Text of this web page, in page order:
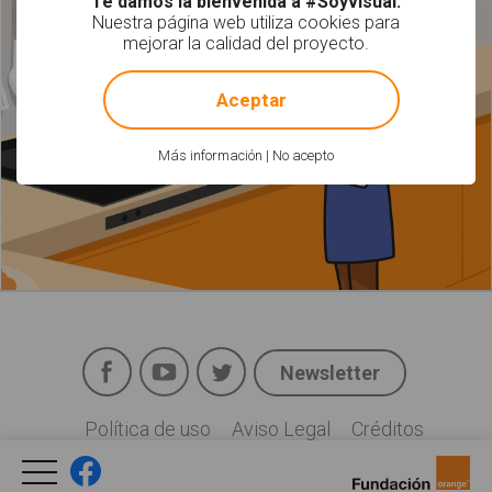
Social
FacebookYouTubeTwitter
Newsletter
Legal
Política de uso Aviso Legal Créditos
Nuestra página web utiliza cookies para
mejorar la calidad del proyecto.
Más información | No acepto
! Not valid!
Aceptar